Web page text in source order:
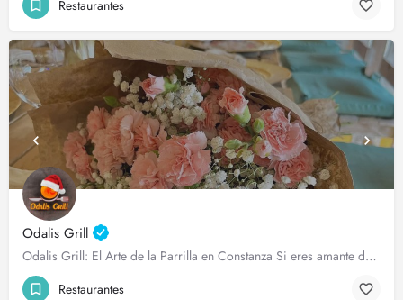
Restaurantes
Odalis Grill
Odalis Grill: El Arte de la Parrilla en Constanza Si eres amante de la buena carne y la auténtica comida a…
Restaurantes